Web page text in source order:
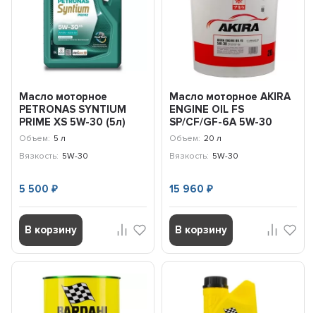
Масло моторное
PETRONAS SYNTIUM
PRIME XS 5W-30 (5л)
71235M12EU
Объем: 5 л
Вязкость: 5W-30
5 500₽
В корзину
Масло моторное AKIRA
ENGINE OIL FS
SP/CF/GF-6A 5W-30
(20л) A00032239-020
Объем: 20 л
Вязкость: 5W-30
15 960 ₽
В корзину